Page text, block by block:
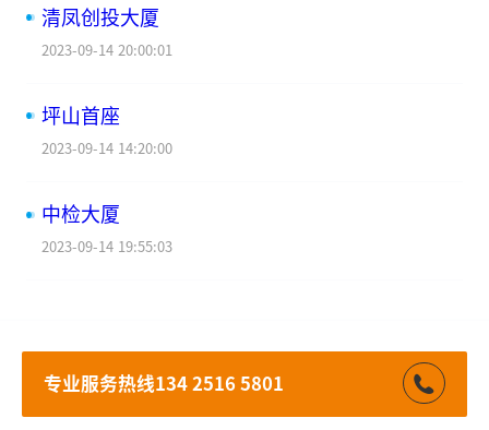
清凤创投大厦
2023-09-14 20:00:01
坪山首座
2023-09-14 14:20:00
中检大厦
2023-09-14 19:55:03
专业服务热线134 2516 5801